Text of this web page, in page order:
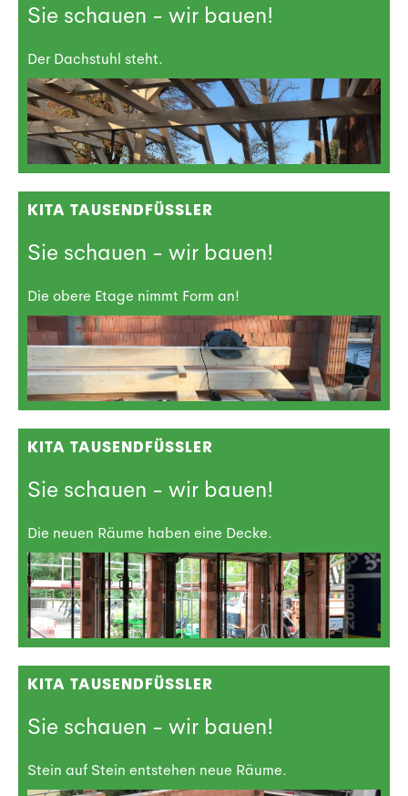
Sie schauen - wir bauen!
Der Dachstuhl steht.
KITA TAUSENDFÜSSLER
Sie schauen - wir bauen!
Die obere Etage nimmt Form an!
KITA TAUSENDFÜSSLER
Sie schauen - wir bauen!
Die neuen Räume haben eine Decke.
KITA TAUSENDFÜSSLER
Sie schauen - wir bauen!
Stein auf Stein entstehen neue Räume.